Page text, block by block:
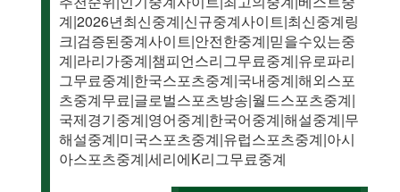
계|2026년최신중계|신규중계사이트|최신중계링
크|검증된중계사이트|안전한중계|믿을수있는중
계|라리가중계|챔피언스리그무료중계|유로파리
그무료중계|한국스포츠중계|국내중계|해외스포
츠중계무료|글로벌스포츠방송|월드스포츠중계|
국제경기중계|영어중계|한국어중계|해설중계|무
해설중계|미국스포츠중계|유럽스포츠중계|아시
아스포츠중계|세리에K리그무료중계